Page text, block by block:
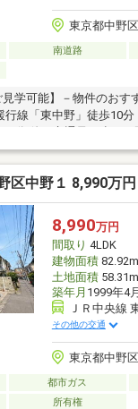
東京都中野
南道路
見学可能】－物件のお
線「東中野」徒歩10分
11分 他・交通量の少な
面採光、他居室は2面採
が短く作業効率の良い
にバルコニーを設置・
ンストア中野店 徒歩2
徒歩4分(約250m)■ 物
ださい。
区中野１ 8,990万
8,990万円
間取り 4LDK
建物面積82.92m
土地面積58.31m
築年月 1999年4
ＪＲ中央線
その他の交通
東京都中野
都市ガス
所有権